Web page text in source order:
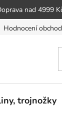
nad 4999
Hodnocení
trojnožky